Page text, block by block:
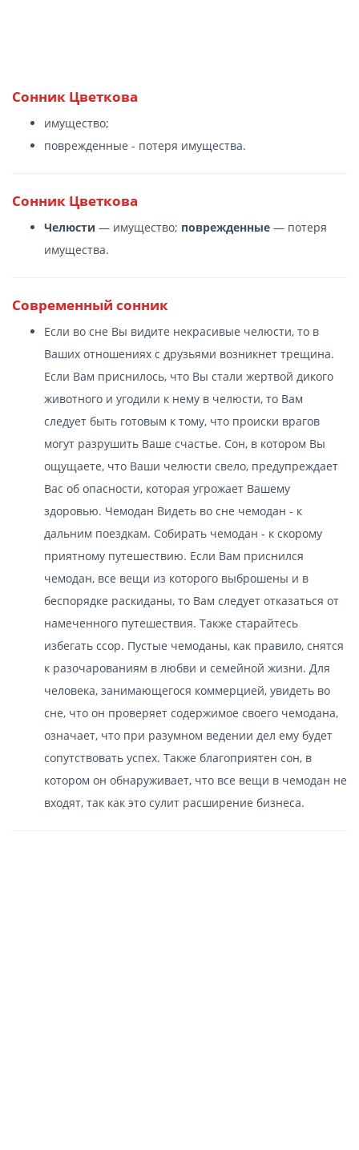
Сонник Цветкова
имущество;
поврежденные - потеря имущества.
Сонник Цветкова
Челюсти — имущество; поврежденные — потеря
имущества.
Современный сонник
Если во сне Вы видите некрасивые челюсти, то в
Ваших отношениях с друзьями возникнет трещина.
Если Вам приснилось, что Вы стали жертвой дикого
животного и угодили к нему в челюсти, то Вам
следует быть готовым к тому, что происки врагов
могут разрушить Ваше счастье. Сон, в котором Вы
ощущаете, что Ваши челюсти свело, предупреждает
Вас об опасности, которая угрожает Вашему
здоровью. Чемодан Видеть во сне чемодан - к
дальним поездкам. Собирать чемодан - к скорому
приятному путешествию. Если Вам приснился
чемодан, все вещи из которого выброшены и в
беспорядке раскиданы, то Вам следует отказаться от
намеченного путешествия. Также старайтесь
избегать ссор. Пустые чемоданы, как правило, снятся
к разочарованиям в любви и семейной жизни. Для
человека, занимающегося коммерцией, увидеть во
сне, что он проверяет содержимое своего чемодана,
означает, что при разумном ведении дел ему будет
сопутствовать успех. Также благоприятен сон, в
котором он обнаруживает, что все вещи в чемодан не
входят, так как это сулит расширение бизнеса.